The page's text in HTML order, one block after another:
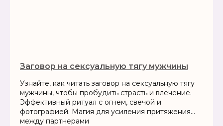
Заговор на сексуальную тягу мужчины
Узнайте, как читать заговор на сексуальную тягу
мужчины, чтобы пробудить страсть и влечение.
Эффективный ритуал с огнем, свечой и
фотографией. Магия для усиления притяжения
между партнерами